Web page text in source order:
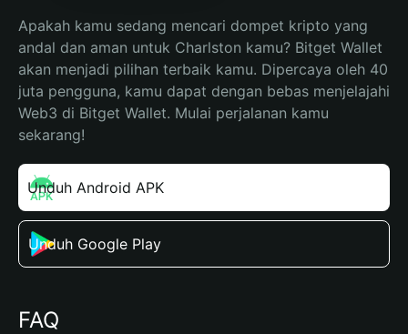
Apakah kamu sedang mencari dompet kripto yang
andal dan aman untuk Charlston kamu? Bitget Wallet
akan menjadi pilihan terbaik kamu. Dipercaya oleh 40
juta pengguna, kamu dapat dengan bebas menjelajahi
Web3 di Bitget Wallet. Mulai perjalanan kamu
sekarang!
Unduh Android APK
Unduh Google Play
FAQ